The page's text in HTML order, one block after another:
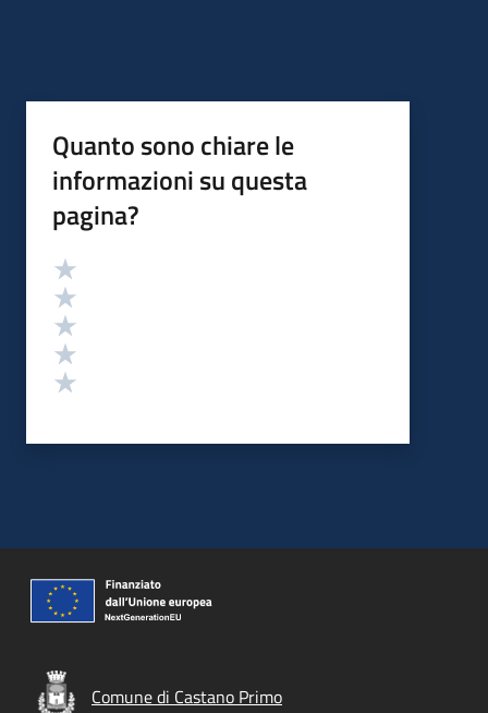
Quanto sono chiare le
informazioni su questa
pagina?
Valutazione
Comune di Castano Primo